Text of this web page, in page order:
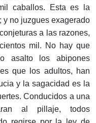
caballos. Esta es la
no juzgues exagerado
a las razones,
mil. No hay que
asalto los abipones
que los adultos, han
y la sagacidad es la
Conducidos a una
al pillaje, todos